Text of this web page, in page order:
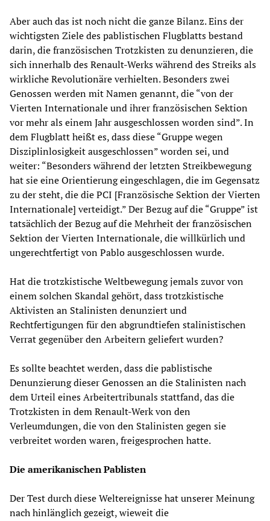
Aber auch das ist noch nicht die ganze Bilanz. Eins der
wichtigsten Ziele des pablistischen Flugblatts bestand
darin, die französischen Trotzkisten zu denunzieren, die
sich innerhalb des Renault-Werks während des Streiks als
wirkliche Revolutionäre verhielten. Besonders zwei
Genossen werden mit Namen genannt, die “von der
Vierten Internationale und ihrer französischen Sektion
vor mehr als einem Jahr ausgeschlossen worden sind”. In
dem Flugblatt heißt es, dass diese “Gruppe wegen
Disziplinlosigkeit ausgeschlossen” worden sei, und
weiter: “Besonders während der letzten Streikbewegung
hat sie eine Orientierung eingeschlagen, die im Gegensatz
zu der steht, die die PCI [Französische Sektion der Vierten
Internationale] verteidigt.” Der Bezug auf die “Gruppe” ist
tatsächlich der Bezug auf die Mehrheit der französischen
Sektion der Vierten Internationale, die willkürlich und
ungerechtfertigt von Pablo ausgeschlossen wurde.
Hat die trotzkistische Weltbewegung jemals zuvor von
einem solchen Skandal gehört, dass trotzkistische
Aktivisten an Stalinisten denunziert und
Rechtfertigungen für den abgrundtiefen stalinistischen
Verrat gegenüber den Arbeitern geliefert wurden?
Es sollte beachtet werden, dass die pablistische
Denunzierung dieser Genossen an die Stalinisten nach
dem Urteil eines Arbeitertribunals stattfand, das die
Trotzkisten in dem Renault-Werk von den
Verleumdungen, die von den Stalinisten gegen sie
verbreitet worden waren, freigesprochen hatte.
Die amerikanischen Pablisten
Der Test durch diese Weltereignisse hat unserer Meinung
nach hinlänglich gezeigt, wieweit die